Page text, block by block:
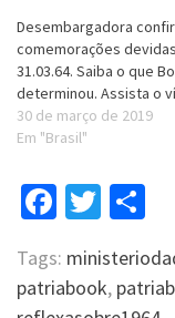
Desembargadora
comemorações
31.03.64. Saiba o que
determinou. Assista o
30 de março de 2019
Em "Brasil"
Facebook
Tags:
patriabook,